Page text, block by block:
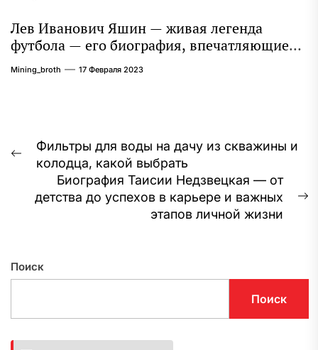
Лев Иванович Яшин — живая легенда
футбола — его биография, впечатляющие
достижения и интересная личная жизнь
Mining_broth 17 Февраля 2023
Навигация
записям
Предыдущая
Фильтры для воды на дачу из скважины и
колодца, какой выбрать
Биография Таисии Недзвецкая — от
детства до успехов в карьере и важных
этапов личной жизни
Поиск
Поиск